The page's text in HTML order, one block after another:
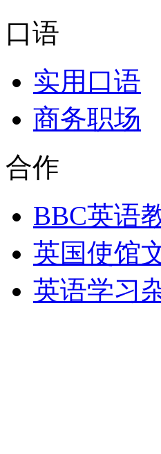
口语
实用口语
商务职场
合作
BBC英语
英国使馆
英语学习